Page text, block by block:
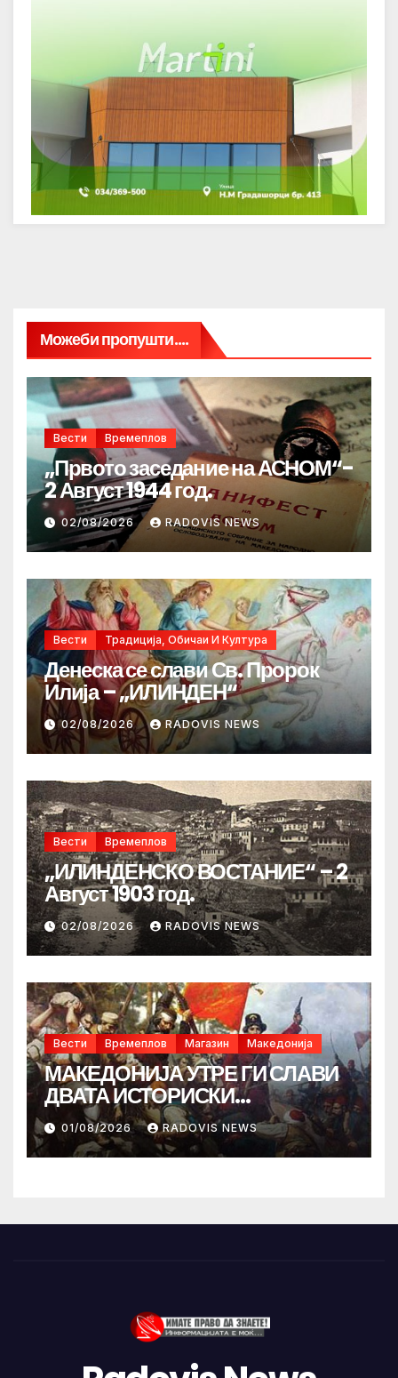
Можеби пропушти....
Вести Времеплов
„Првото заседание на АСНОМ“-
2 Август 1944 год.
02/08/2026 RADOVIS NEWS
Вести Традиција, Обичаи И Култура
Денеска се слави Св. Пророк
Илија – „ИЛИНДЕН“
02/08/2026 RADOVIS NEWS
Вести Времеплов
„ИЛИНДЕНСКО ВОСТАНИЕ“ – 2
Август 1903 год.
02/08/2026 RADOVIS NEWS
Вести Времеплов Магазин Македонија
МАКЕДОНИЈА УТРЕ ГИ СЛАВИ
ДВАТА ИСТОРИСКИ
ИЛИНДЕНА!
01/08/2026 RADOVIS NEWS